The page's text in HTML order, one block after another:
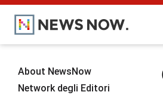
About NewsNow
Network degli Editori